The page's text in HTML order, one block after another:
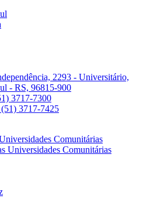
2293 - Universitário,
- RS, 96815-900
3717-7300
3717-7425